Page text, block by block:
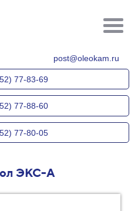
post@oleokam.ru
77-83-69
77-88-60
77-80-05
ЭКС-А